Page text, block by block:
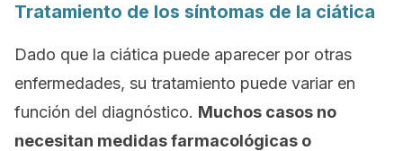
Tratamiento de los síntomas de la ciática
Dado que la ciática puede aparecer por otras
enfermedades, su tratamiento puede variar en
función del diagnóstico. Muchos casos no
necesitan medidas farmacológicas o